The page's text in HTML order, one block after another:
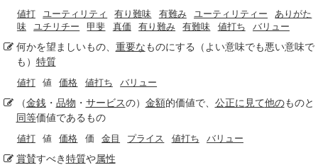
値打 ユーティリティ 有り難味 有難み ユーティリティー
ありがた
味
ユチリチー 甲斐 真価 有り難み 有難味 値打ち バリュー
何かを望ましいもの、 重要なものにする（よい意味でも悪い意味で
も） 特質
値打 値 価格 値打ち バリュー
（金銭 ・ 品物 ・ サービスの） 金額的価値で、 公正に 見て他のものと
同等価値であるもの
値打 値 価格 価 金目 プライス 値打ち バリュー
賞賛すべき特質や属性